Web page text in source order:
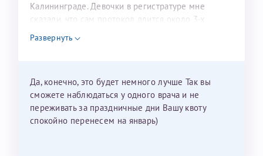
Калининграде. Девочки в регистратуре мне
сказали, что сам протокол длится около 3-х
недель и 3 недели я должна находится в Питере.
Можно мне новый год провести в Калининграде и
Развернуть
Да, конечно, это будет немного лучше Так вы
сможете наблюдаться у одного врача и не
переживать за праздничные дни Вашу квоту
спокойно перенесем на январь)